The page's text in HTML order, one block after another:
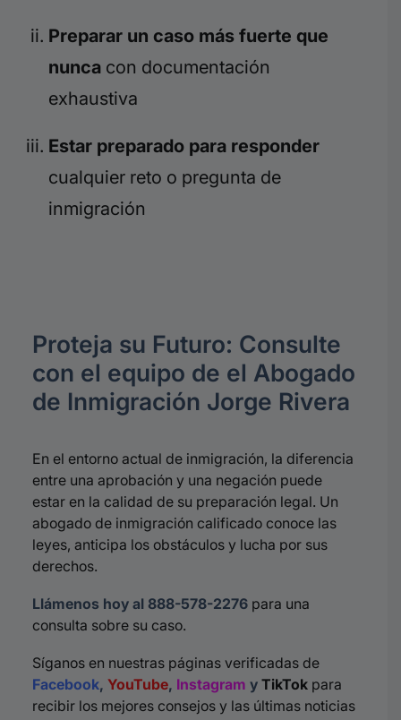
Preparar un caso más fuerte que
nunca con documentación
exhaustiva
Estar preparado para responder
cualquier reto o pregunta de
inmigración
Proteja su Futuro: Consulte
con el equipo de el Abogado
de Inmigración Jorge Rivera
En el entorno actual de inmigración, la diferencia
entre una aprobación y una negación puede
estar en la calidad de su preparación legal. Un
abogado de inmigración calificado conoce las
leyes, anticipa los obstáculos y lucha por sus
derechos.
Llámenos hoy al 888-578-2276 para una
consulta sobre su caso.
Síganos en nuestras páginas verificadas de
Facebook, YouTube, Instagram y TikTok para
recibir los mejores consejos y las últimas noticias